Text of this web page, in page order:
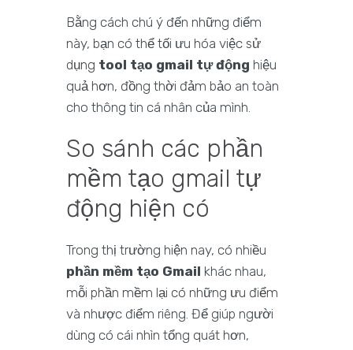
Bằng cách chú ý đến những điểm
này, bạn có thể tối ưu hóa việc sử
dụng tool tạo gmail tự động hiệu
quả hơn, đồng thời đảm bảo an toàn
cho thông tin cá nhân của mình.
So sánh các phần
mềm tạo gmail tự
động hiện có
Trong thị trường hiện nay, có nhiều
phần mềm tạo Gmail khác nhau,
mỗi phần mềm lại có những ưu điểm
và nhược điểm riêng. Để giúp người
dùng có cái nhìn tổng quát hơn,